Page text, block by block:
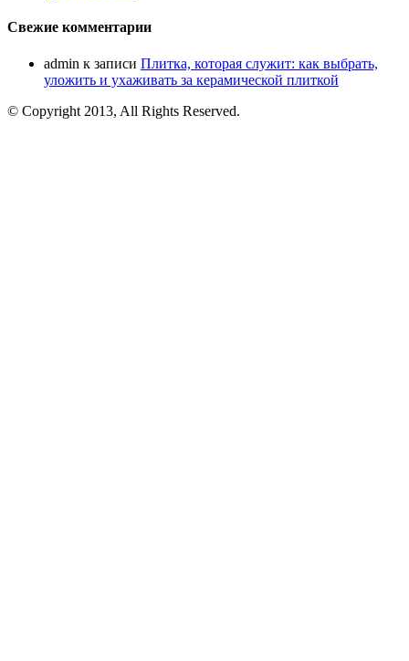
Свежие комментарии
admin к записи Плитка, которая служит: как выбрать,
уложить и ухаживать за керамической плиткой
© Copyright 2013, All Rights Reserved.